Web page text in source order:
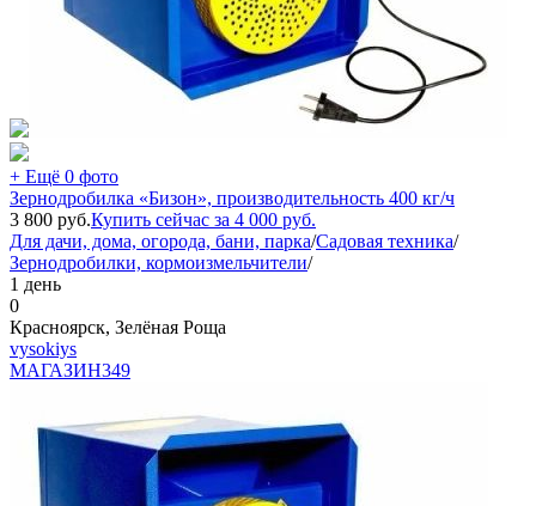
+ Ещё 0 фото
Зернодробилка «Бизон», производительность 400 кг/ч
3 800 руб.Купить сейчас за 4 000 руб.
Для дачи, дома, огорода, бани, парка/Садовая техника/
Зернодробилки, кормоизмельчители/
1 день
0
Красноярск, Зелёная Роща
vysokiys
МАГАЗИН349